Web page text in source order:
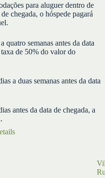
para aluguer dentro de
chegada, o hóspede pagará
quatro semanas antes da data
de 50% do valor do
a duas semanas antes da data
antes da data de chegada, a